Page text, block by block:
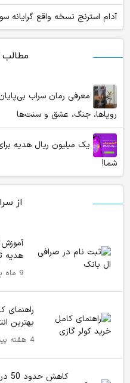
مطالب
معرفی رمان سراب
رویاها، جنگ، عشق و سنت‌ها
یک میلیون ریال هدیه
شما!
از
هدیه
9 ماه پیش
راهنمای
بهترین
4 هفته پیش
کاهش حدود 50 درصدی ورود آب به سد کرج
آدام استرنج نسخه واقع